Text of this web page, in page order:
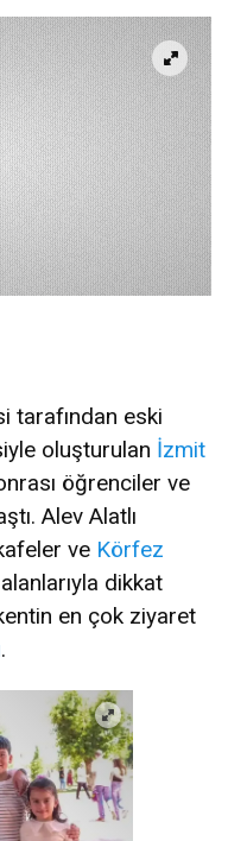
tarafından eski
oluşturulan İzmit
öğrenciler ve
Alev Alatlı
ve Körfez
dikkat
en çok ziyaret
.